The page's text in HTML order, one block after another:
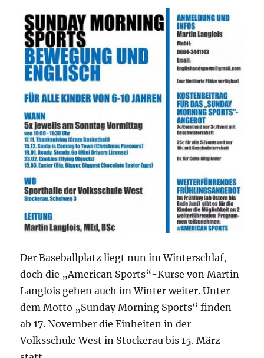
Der Baseballplatz liegt nun im Winterschlaf,
doch die „American Sports“-Kurse von Martin
Langlois gehen auch im Winter weiter. Unter
dem Motto „Sunday Morning Sports“ finden
ab 17. November die Einheiten in der
Volksschule West in Stockerau bis 15. März